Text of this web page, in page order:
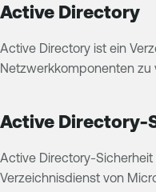
Active Directory
Active Directory ist ein
Netzwerkkomponenten
Active Directory-
Active Directory-
Verzeichnisdienst von